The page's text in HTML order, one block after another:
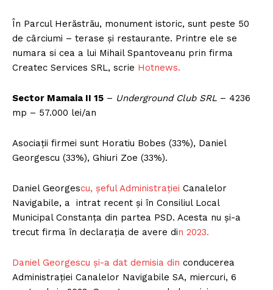
În Parcul Herăstrău, monument istoric, sunt peste 50
de cârciumi – terase și restaurante. Printre ele se
numara si cea a lui Mihail Spantoveanu prin firma
Createc Services SRL, scrie Hotnews.
Sector Mamaia II 15 – Underground Club SRL – 4236
mp – 57.000 lei/an
Asociații firmei sunt Horatiu Bobes (33%), Daniel
Georgescu (33%), Ghiuri Zoe (33%).
Daniel Georgescu, șeful Administrației Canalelor
Navigabile, a intrat recent și în Consiliul Local
Municipal Constanța din partea PSD. Acesta nu și-a
trecut firma în declarația de avere din 2023.
Daniel Georgescu și-a dat demisia din conducerea
Administrației Canalelor Navigabile SA, miercuri, 6